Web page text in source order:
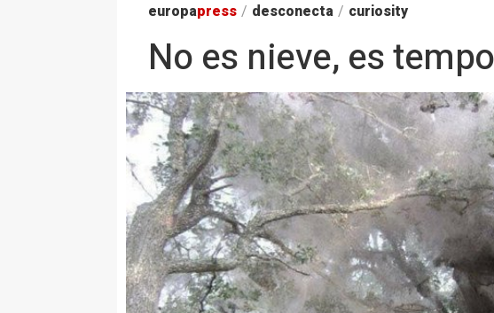
europapress / desconecta / curiosity
No es nieve, es